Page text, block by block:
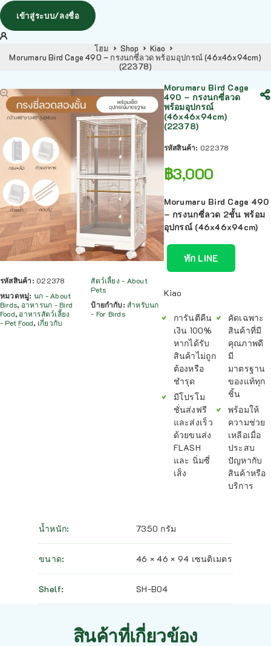
เข้าสู่ระบบ/ลงชื่อ
โฮม Shop
Kiao
Morumaru Bird Cage 490 – กรงนกซี่ลวด พร้อมอุปกรณ์ (46x46x94cm)
(22378)
รหัสสินค้า: 022378
หมวดหมู่: นก - About
Birds, อาหารนก - Bird
Food, อาหารสัตว์เลี้ยง
- Pet Food, เกี่ยวกับ
สัตว์เลี้ยง - About
Pets
ป้ายกำกับ:สำหรับนก
- For Birds
Morumaru Bird Cage
490 – กรงนกซี่ลวด
พร้อมอุปกรณ์
(46x46x94cm)
(22378)
รหัสสินค้า: 022378
฿3,000
Morumaru Bird Cage 490
– กรงนกซี่ลวด 2ชั้น พร้อม
อุปกรณ์ (46x46x94cm)
ทัก LINE
Kiao
การันตีคืน
เงิน 100%
หากได้รับ
สินค้าไม่ถูก
ต้องหรือ
ชำรุด
มีโปรโม
ชั่นส่งฟรี
และส่งเร็ว
ด้วยขนส่ง
FLASH
และ นิ่มซี่
เส็ง
คัดเฉพาะ
สินค้าที่มี
คุณภาพดี
มี
มาตรฐาน
ของแท้ทุก
ชิ้น
พร้อมให้
ความช่วย
เหลือเมื่อ
ประสบ
ปัญหากับ
สินค้าหรือ
บริการ
น้ำหนัก 7350 กรัม
ขนาด 46 × 46 × 94 เซนติเมตร
Shelf SH-B04
สินค้าที่เกี่ยวข้อง